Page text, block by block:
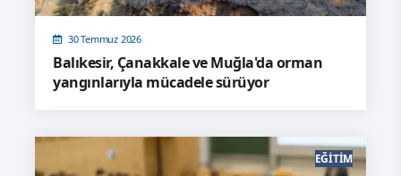
30 Temmuz 2026
Balıkesir, Çanakkale ve Muğla'da orman
yangınlarıyla mücadele sürüyor
EĞITIM